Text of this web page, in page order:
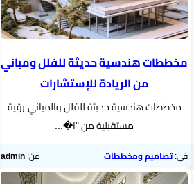
مخططات هندسية حديثة للفلل ومباني
من الريادة للإستشارات
مخططات هندسية حديثة للفلل والمباني:رؤية
مستقبلية من "ا�...
في:تصاميم ومخططات من:admin